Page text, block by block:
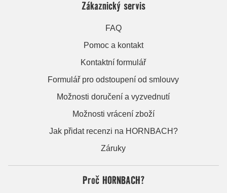
Zákaznický servis
FAQ
Pomoc a kontakt
Kontaktní formulář
Formulář pro odstoupení od smlouvy
Možnosti doručení a vyzvednutí
Možnosti vrácení zboží
Jak přidat recenzi na HORNBACH?
Záruky
Proč HORNBACH?